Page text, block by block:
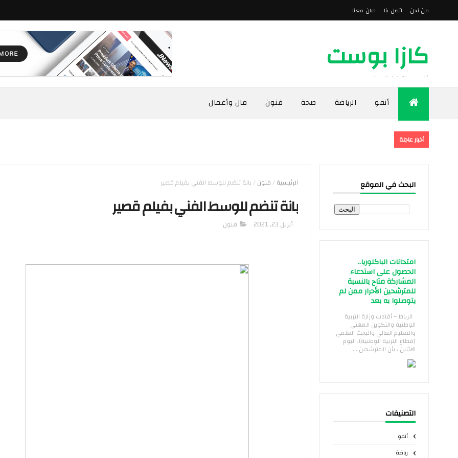
من نحن اتصل بنا اعلن معنا
كازا بوست
أخبار مدينة الدار البيضاء
أنفو الرياضة صحة فنون مال وأعمال
أخبار عاجلة
البحث في الموقع
امتحانات الباكلوريا..
الحصول على استدعاء
المشاركة متاح بالنسبة
للمترشحين الأحرار ممن لم
يتوصلوا به بعد
الرباط – أفادت وزارة التربية
الوطنية والتكوين المهني
والتعليم العالي والبحث العلمي
(قطاع التربية الوطنية)، اليوم
الاثنين ، بأن المترشحين ...
التصنيفات
أنفو
رياضة
الرئيسية/فنون/بانة تنضم للوسط الفني بفيلم قصير
بانة تنضم للوسط الفني بفيلم قصير
أبريل 23, 2021 فنون